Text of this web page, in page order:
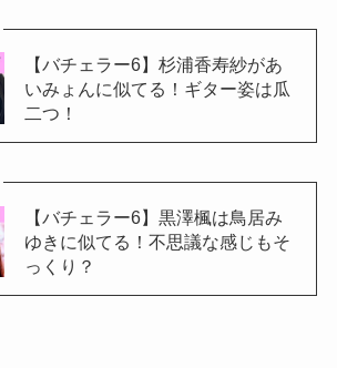
【バチェラー6】杉浦香寿紗があ
いみょんに似てる！ギター姿は瓜
二つ！
【バチェラー6】黒澤楓は鳥居み
ゆきに似てる！不思議な感じもそ
っくり？